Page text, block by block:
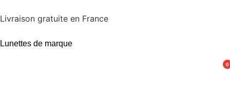
Livraison gratuite en France
Lunettes de marque
0